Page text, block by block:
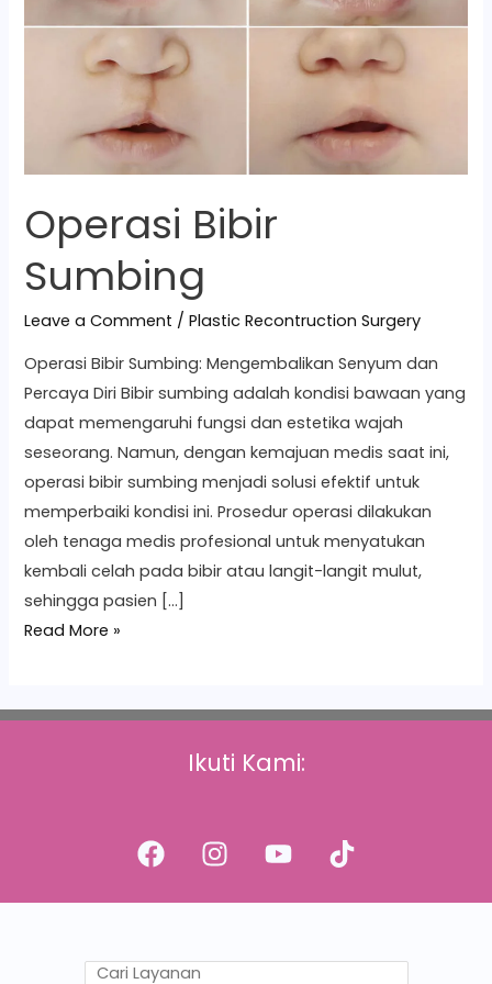
Operasi Bibir
Sumbing
Leave a Comment /Plastic Recontruction Surgery
Operasi Bibir Sumbing: Mengembalikan Senyum dan
Percaya Diri Bibir sumbing adalah kondisi bawaan yang
dapat memengaruhi fungsi dan estetika wajah
seseorang. Namun, dengan kemajuan medis saat ini,
operasi bibir sumbing menjadi solusi efektif untuk
memperbaiki kondisi ini. Prosedur operasi dilakukan
oleh tenaga medis profesional untuk menyatukan
kembali celah pada bibir atau langit-langit mulut,
sehingga pasien […]
Read More »
Ikuti Kami: